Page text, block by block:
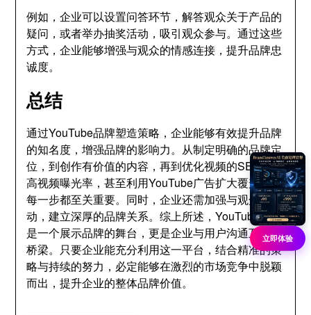
例如，企业可以设置问答环节，解答观众关于产品的
疑问，或者举办抽奖活动，吸引观众参与。通过这些
方式，企业能够增强与观众的情感连接，提升品牌忠
诚度。
总结
通过YouTube品牌塑造策略，企业能够有效提升品牌
的知名度，增强品牌的影响力。从制定明确的品牌定
位，到创作有价值的内容，再到优化视频的SEO，提
高视频曝光率，甚至利用YouTube广告扩大覆盖面，
每一步都至关重要。同时，企业还需加强与观众的互
动，建立深厚的品牌关系。综上所述，YouTube不仅
是一个展示品牌的舞台，更是企业与用户沟通互动的
桥梁。只要企业能充分利用这一平台，结合精准的策
略与持续的努力，必定能够在激烈的市场竞争中脱颖
而出，提升企业的整体品牌价值。
立即体验